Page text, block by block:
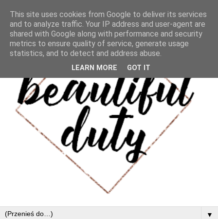
▼
This site uses cookies from Google to deliver its services
and to analyze traffic. Your IP address and user-agent are
shared with Google along with performance and security
metrics to ensure quality of service, generate usage
statistics, and to detect and address abuse.
LEARN MORE GOT IT